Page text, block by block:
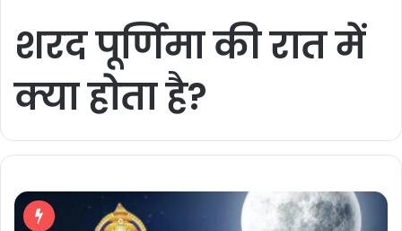
शरद पूर्णिमा की रात में
क्या होता है?